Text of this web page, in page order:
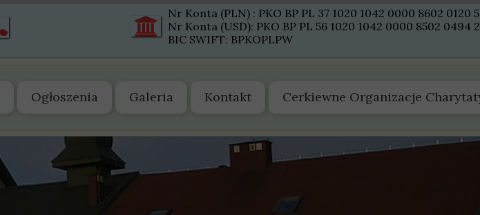
Nr Konta (PLN) : PKO BP PL 37 1020 1042 0000 8602 0120
Nr Konta (USD): PKO BP PL 56 1020 1042 0000 8502 0494
BIC SWIFT: BPKOPLPW
Ogłoszenia Galeria Kontakt Cerkiewne Organizacje